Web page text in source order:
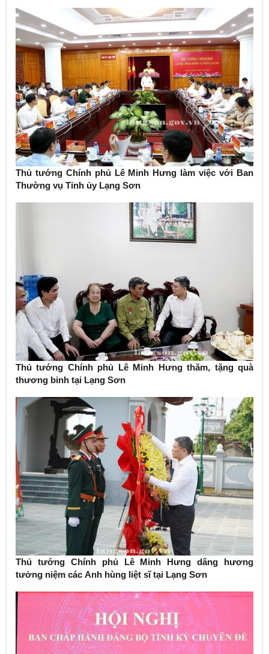
Thủ tướng Chính phủ Lê Minh Hưng làm việc với Ban
Thường vụ Tỉnh ủy Lạng Sơn
Thủ tướng Chính phủ Lê Minh Hưng thăm, tặng quà
thương binh tại Lạng Sơn
Thủ tướng Chính phủ Lê Minh Hưng dâng hương
tưởng niệm các Anh hùng liệt sĩ tại Lạng Sơn